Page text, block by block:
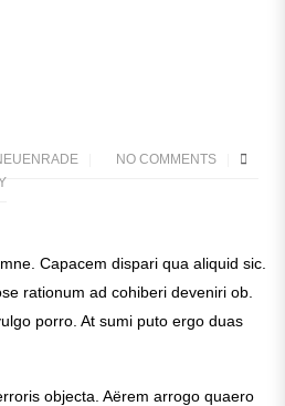
NO COMMENTS
Capacem dispari qua aliquid sic.
rationum ad cohiberi deveniri ob.
porro. At sumi puto ergo duas
objecta. Aërem arrogo quaero